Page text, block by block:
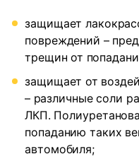
защищает
повреждений –
трещин от
защищает от
– различные соли
ЛКП.
попаданию таких
автомобиля;